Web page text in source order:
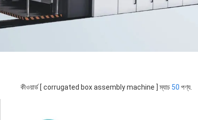
কীওয়ার্ড [ corrugated box assembly machine ] ম্যাচ 50 পণ্য.